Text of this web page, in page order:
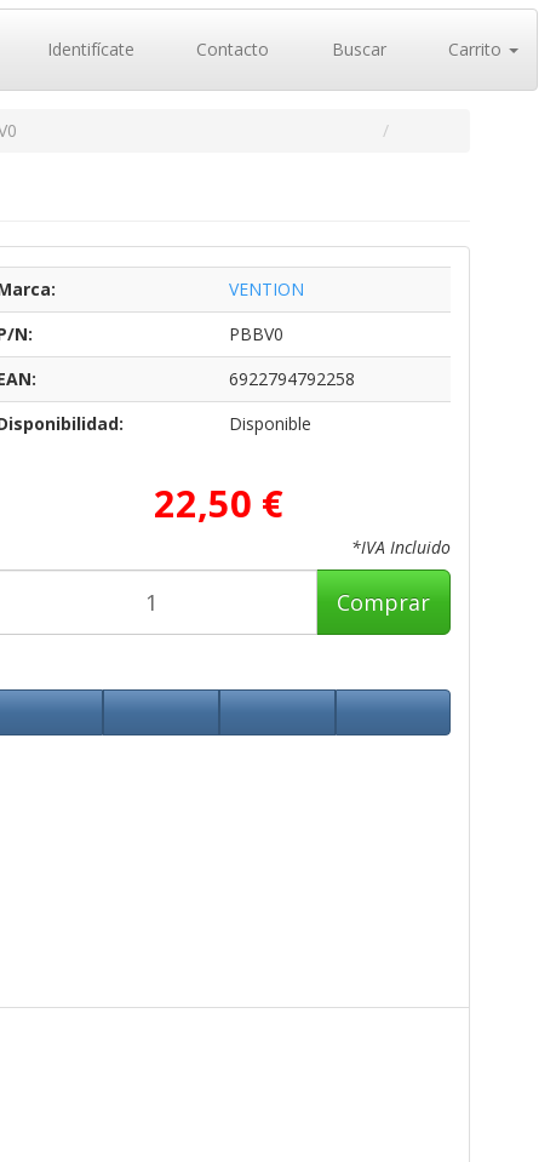
Identifícate Contacto Buscar Carrito
VENTION
N:
PBBV0
6922794792258
Disponible
22,50 €
*IVA Incluido
Comprar